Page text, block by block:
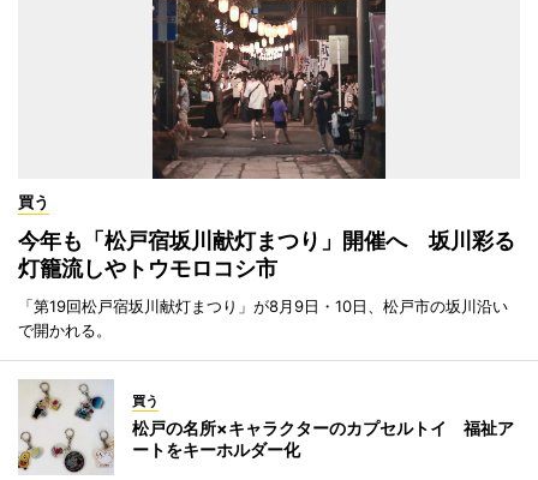
買う
今年も「松戸宿坂川献灯まつり」開催へ 坂川彩る
灯籠流しやトウモロコシ市
「第19回松戸宿坂川献灯まつり」が8月9日・10日、松戸市の坂川沿い
で開かれる。
買う
松戸の名所×キャラクターのカプセルトイ 福祉ア
ートをキーホルダー化